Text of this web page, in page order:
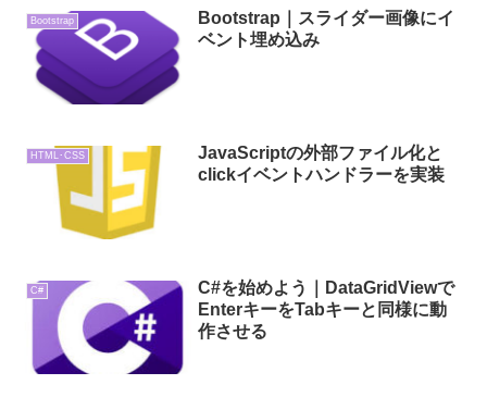
Bootstrap
Bootstrap｜スライダー画像にイ
ベント埋め込み
HTML･CSS
JavaScriptの外部ファイル化と
clickイベントハンドラーを実装
C#
C#を始めよう｜DataGridViewで
EnterキーをTabキーと同様に動
作させる